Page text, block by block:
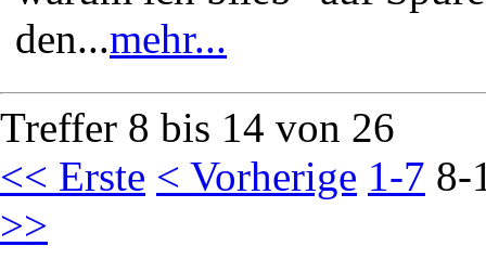
den...mehr...
Treffer 8 bis 14 von 26
<< Erste < Vorherige 1-7 8-
>>